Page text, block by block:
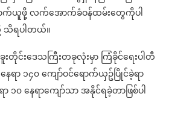
ာက်ယူဖို့ လက်အောက်ခံဝန်ထမ်းတွေကိုပါ
သိရပါတယ်။
းတိုင်းဒေသကြီးတခုလုံးမှာ ကြံခိုင်ရေးပါတီ
ာ ၁၄၀ ကျော်ဝင်ရောက်ယှဥ်ပြိုင်ခဲ့ရာ
၀ နေရာကျော်သာ အနိုင်ရခဲ့တာဖြစ်ပါ